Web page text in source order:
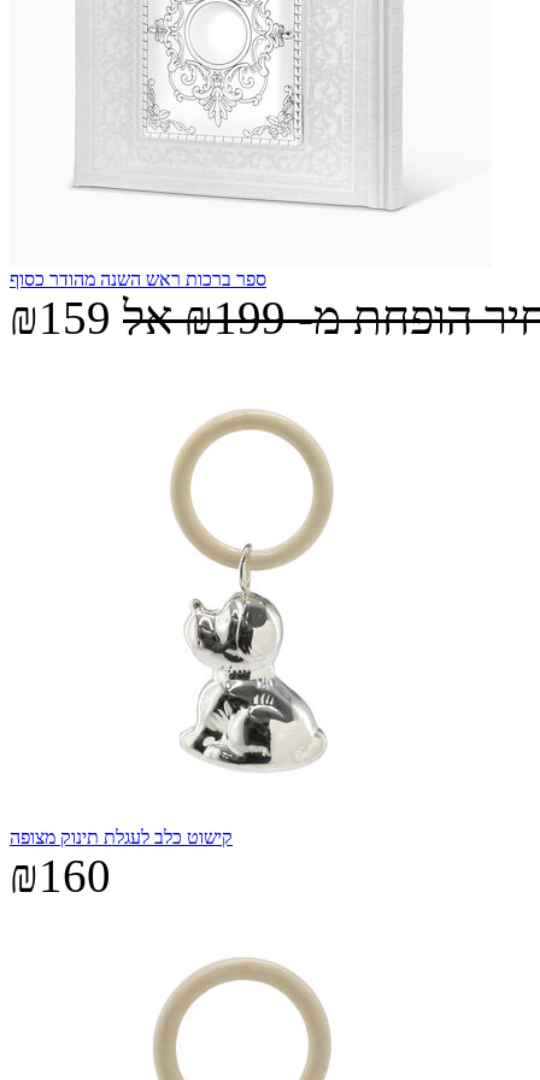
ספר ברכות ראש השנה מהודר כסוף
₪159 הופחת מ-₪199 אל
קישוט כלב לעגלת תינוק מצופה
₪160